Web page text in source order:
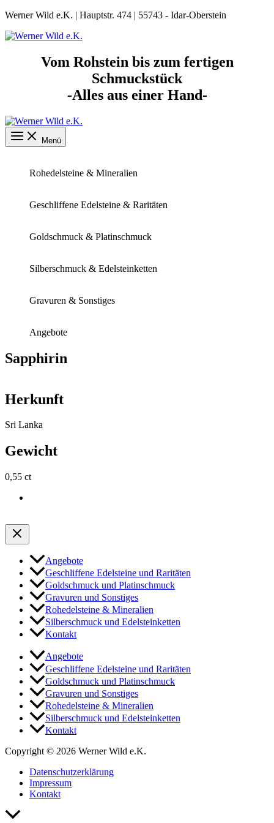
Zum
springen
Werner Wild e.K. | Hauptstr. 474 | 55743 - Idar-Oberstein
Vom Rohstein bis zum fertigen
Schmuckstück
-Alles aus einer Hand-
Menü
Rohedelsteine & Mineralien
Geschliffene Edelsteine & Raritäten
Goldschmuck & Platinschmuck
Silberschmuck & Edelsteinketten
Gravuren & Sonstiges
Angebote
Sapphirin
Herkunft
Sri Lanka
Gewicht
0,55 ct
Angebote
Geschliffene Edelsteine und Raritäten
Goldschmuck und Platinschmuck
Gravuren und Sonstiges
Rohedelsteine & Mineralien
Silberschmuck und Edelsteinketten
Kontakt
Angebote
Geschliffene Edelsteine und Raritäten
Goldschmuck und Platinschmuck
Gravuren und Sonstiges
Rohedelsteine & Mineralien
Silberschmuck und Edelsteinketten
Kontakt
Copyright © 2026 Werner Wild e.K.
Datenschutzerklärung
Impressum
Kontakt